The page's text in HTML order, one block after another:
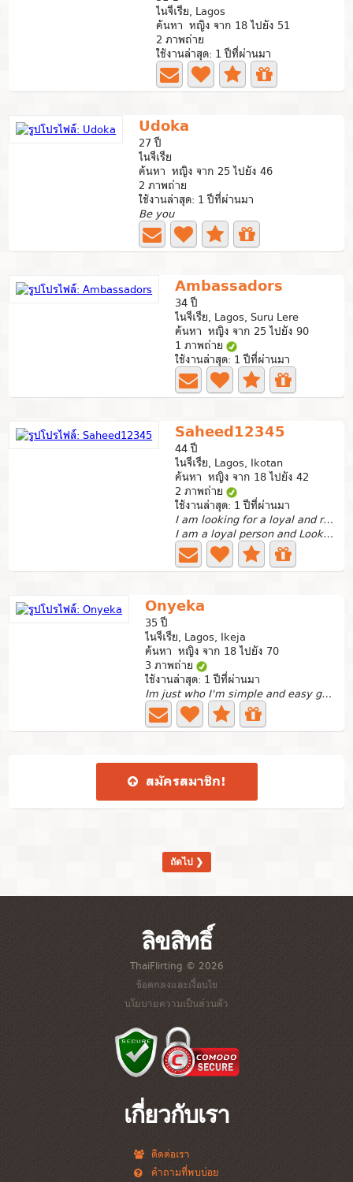
ไนจีเรีย, Lagos
ค้นหา หญิง จาก 18 ไปยัง 51
2 ภาพถ่าย
ใช้งานล่าสุด: 1 ปีที่ผ่านมา
Udoka
27 ปี
ไนจีเรีย
ค้นหา หญิง จาก 25 ไปยัง 46
2 ภาพถ่าย
ใช้งานล่าสุด: 1 ปีที่ผ่านมา
Be you
Ambassadors
34 ปี
ไนจีเรีย, Lagos, Suru Lere
ค้นหา หญิง จาก 25 ไปยัง 90
1 ภาพถ่าย
ใช้งานล่าสุด: 1 ปีที่ผ่านมา
Saheed12345
44 ปี
ไนจีเรีย, Lagos, Ikotan
ค้นหา หญิง จาก 18 ไปยัง 42
2 ภาพถ่าย
ใช้งานล่าสุด: 1 ปีที่ผ่านมา
I am looking for a loyal and responsible lady.
I am a loyal person and Looking for a serious...
Onyeka
35 ปี
ไนจีเรีย, Lagos, Ikeja
ค้นหา หญิง จาก 18 ไปยัง 70
3 ภาพถ่าย
ใช้งานล่าสุด: 1 ปีที่ผ่านมา
Im just who I'm simple and easy going person
สมัคร​สมาชิก​!
ถัดไป ❯
ลิขสิทธิ์
ThaiFlirting © 2026
ข้อตกลงและเงื่อนไข
นโยบายความเป็นส่วนตัว
เกี่ยวกับเรา
ติดต่อเรา
คำถามที่พบบ่อย